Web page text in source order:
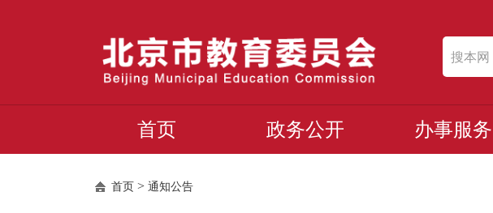
搜本网
首页 政务公开 办事服务
首页 > 通知公告